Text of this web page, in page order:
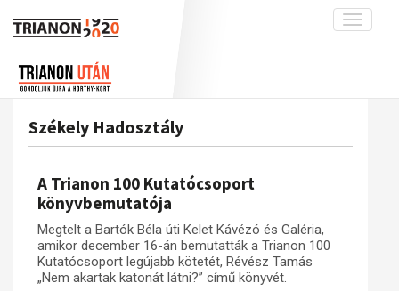
Toggle
interpretációk
A békerendszer megszilárdulása
Munkatársaink
Galéria
Adatbázis
Emlékművek (feltöltés alatt)
Menekültek
Visszhang
Publikációk
Székely Hadosztály
A Trianon 100 Kutatócsoport
könyvbemutatója
Megtelt a Bartók Béla úti Kelet Kávézó és Galéria,
amikor december 16-án bemutatták a Trianon 100
Kutatócsoport legújabb kötetét, Révész Tamás
„Nem akartak katonát látni?” című könyvét.